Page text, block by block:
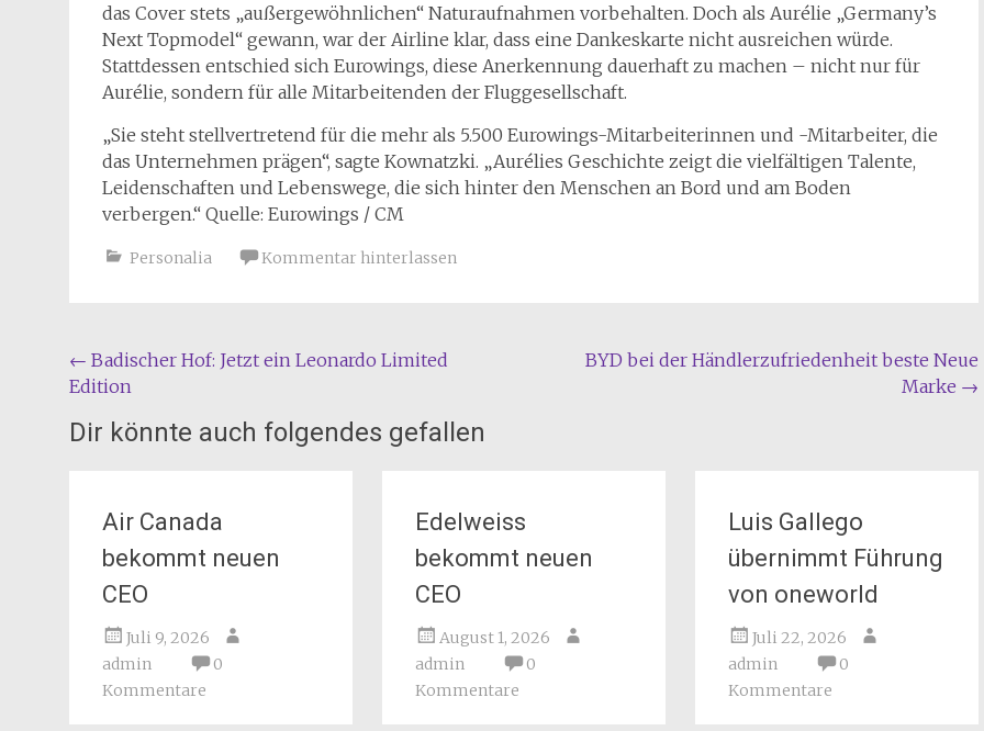
das Cover stets „außergewöhnlichen“ Naturaufnahmen vorbehalten. Doch als Aurélie „Germany’s
Next Topmodel“ gewann, war der Airline klar, dass eine Dankeskarte nicht ausreichen würde.
Stattdessen entschied sich Eurowings, diese Anerkennung dauerhaft zu machen – nicht nur für
Aurélie, sondern für alle Mitarbeitenden der Fluggesellschaft.
„Sie steht stellvertretend für die mehr als 5.500 Eurowings-Mitarbeiterinnen und -Mitarbeiter, die
das Unternehmen prägen“, sagte Kownatzki. „Aurélies Geschichte zeigt die vielfältigen Talente,
Leidenschaften und Lebenswege, die sich hinter den Menschen an Bord und am Boden
verbergen.“ Quelle: Eurowings / CM
Personalia Kommentar hinterlassen
Beitragsnavigation
← Badischer Hof: Jetzt ein Leonardo Limited
Edition
BYD bei der Händlerzufriedenheit beste Neue
Marke →
Dir könnte auch folgendes gefallen
Air Canada
bekommt neuen
CEO
Juli 9, 2026
admin
0
Kommentare
Edelweiss
bekommt neuen
CEO
August 1, 2026
admin
0
Kommentare
Luis Gallego
übernimmt Führung
von oneworld
Juli 22, 2026
admin
0
Kommentare